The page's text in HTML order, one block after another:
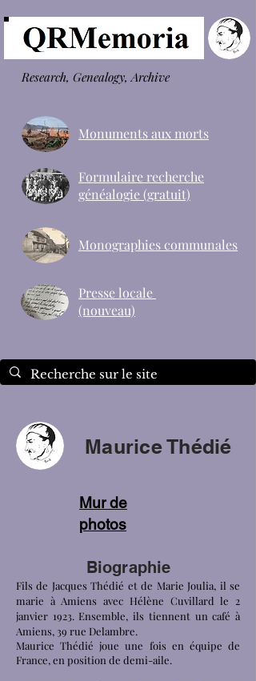
Research, Genealogy, Archive
Monuments aux morts
Monographies communales
Formulaire recherche
généalogie (gratuit)
Presse locale
(nouveau)
Maurice Thédié
Mur de
photos
Fils de Jacques Thédié et de Marie Joulia, il se
marie à Amiens avec Hélène Cuvillard le 2
janvier 1923. Ensemble, ils tiennent un café à
Amiens, 39 rue Delambre.
Maurice Thédié joue une fois en équipe de
France, en position de demi-aile.
Biographie